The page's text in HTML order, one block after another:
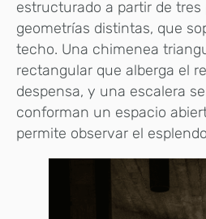
estructurado a partir de
geometrías distintas, que
techo. Una chimenea
rectangular que alberga el
despensa, y una escalera
conforman un espacio
permite observar el